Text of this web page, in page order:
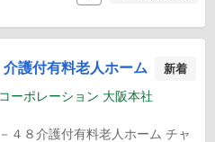
護付有料老人ホーム 新着
ーポレーション 大阪本社
４８介護付有料老人ホーム チャ